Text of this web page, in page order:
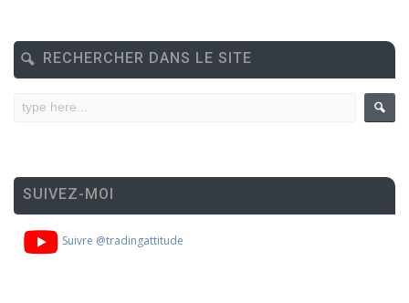
RECHERCHER DANS LE SITE
SUIVEZ-MOI
Suivre @tradingattitude